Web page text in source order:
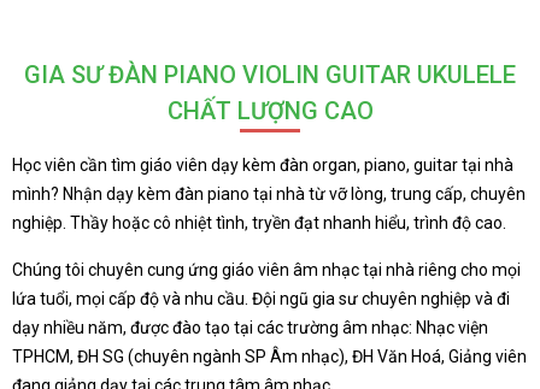
GIA SƯ ĐÀN PIANO VIOLIN GUITAR UKULELE
CHẤT LƯỢNG CAO
Học viên cần tìm giáo viên dạy kèm đàn organ, piano, guitar tại nhà
mình? Nhận dạy kèm đàn piano tại nhà từ vỡ lòng, trung cấp, chuyên
nghiệp. Thầy hoặc cô nhiệt tình, tryền đạt nhanh hiểu, trình độ cao.
Chúng tôi chuyên cung ứng giáo viên âm nhạc tại nhà riêng cho mọi
lứa tuổi, mọi cấp độ và nhu cầu. Đội ngũ gia sư chuyên nghiệp và đi
dạy nhiều năm, được đào tạo tại các trường âm nhạc: Nhạc viện
TPHCM, ĐH SG (chuyên ngành SP Âm nhạc), ĐH Văn Hoá, Giảng viên